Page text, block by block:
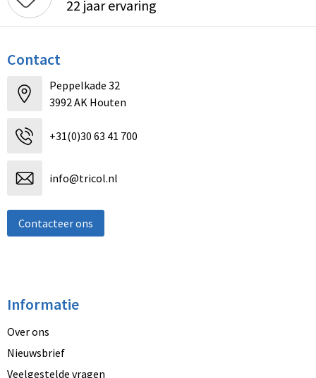
22 jaar ervaring
Contact
Peppelkade 32
3992 AK Houten
+31(0)30 63 41 700
info@tricol.nl
Contacteer ons
Informatie
Over ons
Nieuwsbrief
Veelgestelde vragen